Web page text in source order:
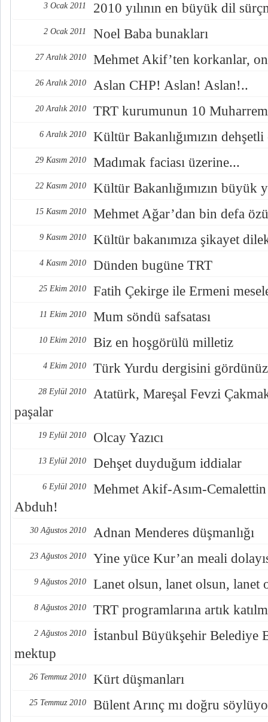
3 Ocak 2011 2010 yılının en büyük dil
2 Ocak 2011 Noel Baba bunakları
27 Aralık 2010 Mehmet Akif’ten korkanlar,
26 Aralık 2010 Aslan CHP! Aslan! Aslan!..
20 Aralık 2010 TRT kurumunun 10
6 Aralık 2010 Kültür Bakanlığımızın dehşetli
29 Kasım 2010 Madımak faciası üzerine...
22 Kasım 2010 Kültür Bakanlığımızın büyük
15 Kasım 2010 Mehmet Ağar’dan bin defa
9 Kasım 2010 Kültür bakanımıza şikayet
4 Kasım 2010 Dünden bugüne TRT
25 Ekim 2010 Fatih Çekirge ile Ermeni
11 Ekim 2010 Mum söndü safsatası
10 Ekim 2010 Biz en hoşgörülü milletiz
4 Ekim 2010 Türk Yurdu dergisini
28 Eylül 2010
Atatürk, Mareşal Fevzi
paşalar
19 Eylül 2010 Olcay Yazıcı
13 Eylül 2010 Dehşet duyduğum iddialar
6 Eylül 2010
Mehmet Akif-Asım-
Abduh!
30 Ağustos 2010 Adnan Menderes düşmanlığı
23 Ağustos 2010 Yine yüce Kur’an meali
9 Ağustos 2010 Lanet olsun, lanet olsun, lanet
8 Ağustos 2010 TRT programlarına artık
2 Ağustos 2010
İstanbul Büyükşehir Belediye
mektup
26 Temmuz 2010 Kürt düşmanları
25 Temmuz 2010 Bülent Arınç mı doğru